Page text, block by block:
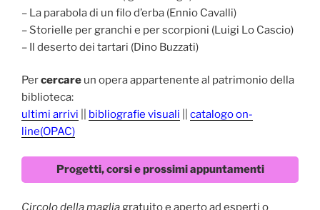
– La parabola di un filo d’erba (Ennio Cavalli)
– Storielle per granchi e per scorpioni (Luigi Lo Cascio)
– Il deserto dei tartari (Dino Buzzati)
Percercare un opera appartenente al patrimonio della
biblioteca:
ultimi arrivi
bibliografie visuali
catalogo on-
line(OPAC)
Progetti, corsi e prossimi appuntamenti
Circolo della magliagratuito e aperto ad esperti o